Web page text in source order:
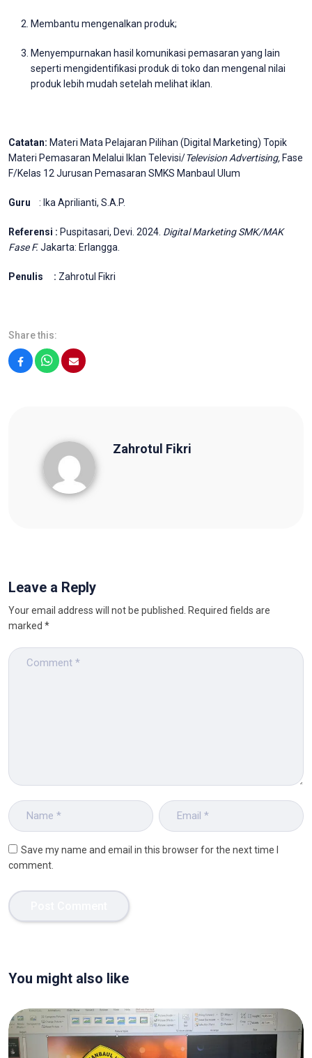
Membantu mengenalkan produk;
Menyempurnakan hasil komunikasi pemasaran yang lain
seperti mengidentifikasi produk di toko dan mengenal nilai
produk lebih mudah setelah melihat iklan.
Catatan: Materi Mata Pelajaran Pilihan (Digital Marketing) Topik
Materi Pemasaran Melalui Iklan Televisi/Television Advertising, Fase
F/Kelas 12 Jurusan Pemasaran SMKS Manbaul Ulum
Guru : Ika Aprilianti, S.A.P.
Referensi : Puspitasari, Devi. 2024. Digital Marketing SMK/MAK
Fase F.Jakarta: Erlangga.
Penulis : Zahrotul Fikri
Share this:
Zahrotul Fikri
Leave a Reply
Your email address will not be published.
Required fields are
marked *
Save my name and email in this browser for the next time I
comment.
You might also like